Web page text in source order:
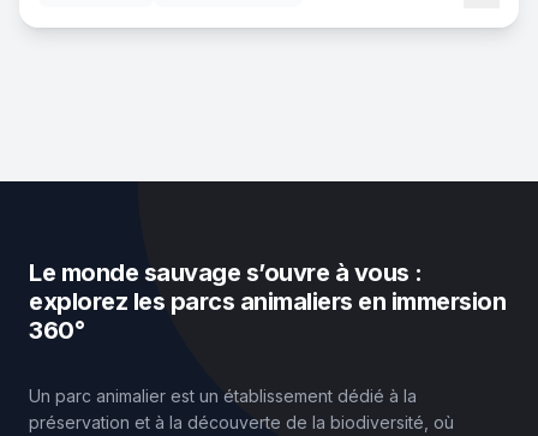
Le monde sauvage s’ouvre à vous :
explorez les parcs animaliers en immersion
360°
Un parc animalier est un établissement dédié à la
préservation et à la découverte de la biodiversité, où